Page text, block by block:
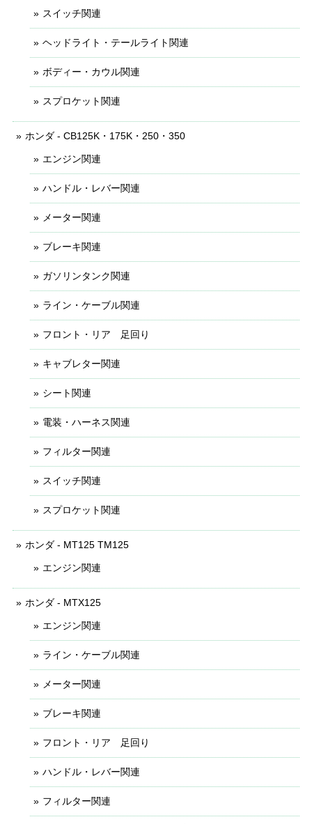
スイッチ関連
ヘッドライト・テールライト関連
ボディー・カウル関連
スプロケット関連
ホンダ - CB125K・175K・250・350
エンジン関連
ハンドル・レバー関連
メーター関連
ブレーキ関連
ガソリンタンク関連
ライン・ケーブル関連
フロント・リア 足回り
キャブレター関連
シート関連
電装・ハーネス関連
フィルター関連
スイッチ関連
スプロケット関連
ホンダ - MT125 TM125
エンジン関連
ホンダ - MTX125
エンジン関連
ライン・ケーブル関連
メーター関連
ブレーキ関連
フロント・リア 足回り
ハンドル・レバー関連
フィルター関連